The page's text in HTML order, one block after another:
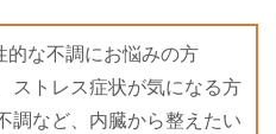
的な不調にお悩みの方
ストレス症状が気になる方
調など、内臓から整えたい